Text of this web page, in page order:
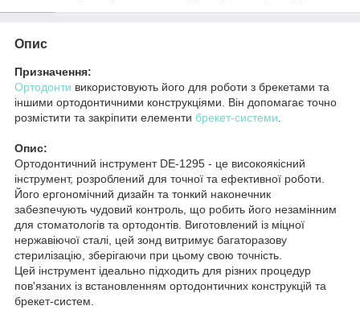
Опис
Призначення:
Ортодонти використовують його для роботи з брекетами та
іншими ортодонтичними конструкціями. Він допомагає точно
розмістити та закріпити елементи брекет-системи
Опис:
Ортодонтичний інструмент DE-1295 - це високоякісний
інструмент, розроблений для точної та ефективної роботи.
Його ергономічний дизайн та тонкий наконечник
забезпечують чудовий контроль, що робить його незамінним
для стоматологів та ортодонтів. Виготовлений із міцної
нержавіючої сталі, цей зонд витримує багаторазову
стерилізацію, зберігаючи при цьому свою точність.
Цей інструмент ідеально підходить для різних процедур
пов'язаних із встановленням ортодонтичних конструкцій та
брекет-систем.